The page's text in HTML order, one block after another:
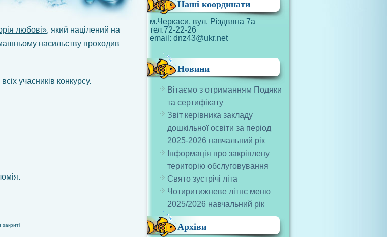
любові», який націлений на
насильству проходив
учасників конкурсу.
закриті
Наші координати
м.Черкаси, вул. Різдвяна 7а
тел.72-22-26
email: dnz43@ukr.net
Новини
Вітаємо з отриманням Подяки
та сертифікату
Звіт керівника закладу
дошкільної освіти за період
2025-2026 навчальний рік
Інформація про закріплену
територію обслуговування
Свято зустрічі літа
Чотиритижневе літнє меню
2025/2026 навчальний рік
Архіви